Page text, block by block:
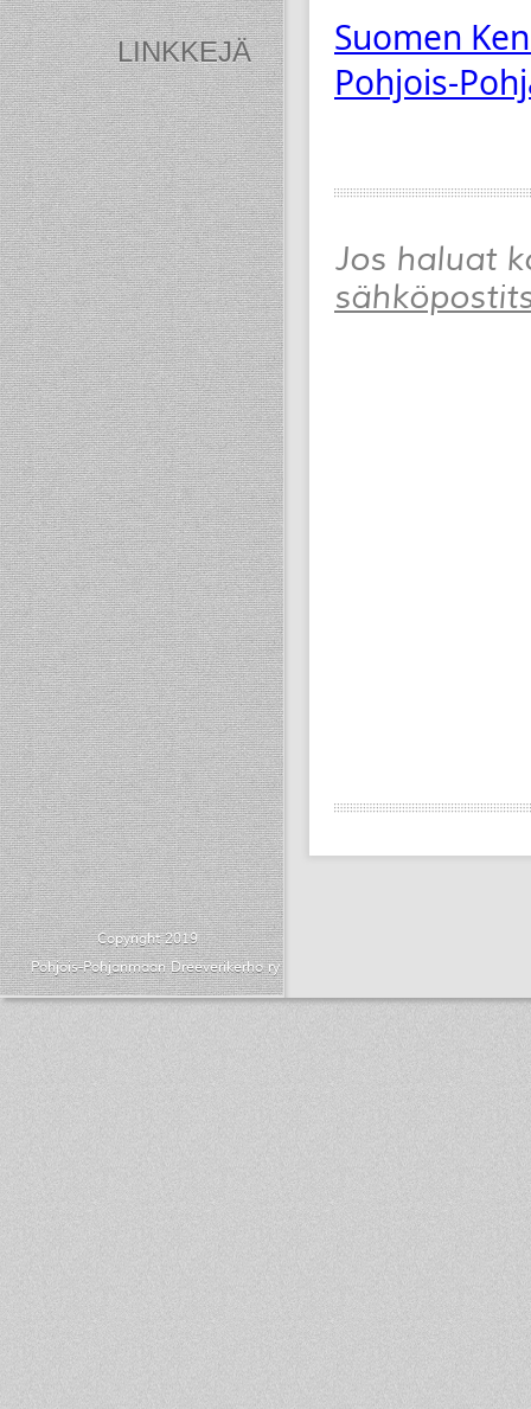
LINKKEJÄ
Copyright 2019
Pohjois-Pohjanmaan Dreeverikerho ry
Suomen
Pohjois-
Jos haluat